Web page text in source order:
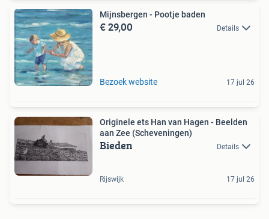
Mijnsbergen - Pootje baden
€ 29,00 Details
Bezoek website 17 jul 26
Originele ets Han van Hagen - Beelden
aan Zee (Scheveningen)
Bieden Details
Rijswijk 17 jul 26